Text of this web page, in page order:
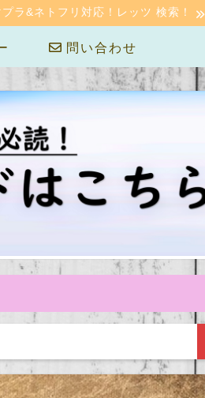
プラ&ネトフリ対応！レッツ 検索！
問い合わせ